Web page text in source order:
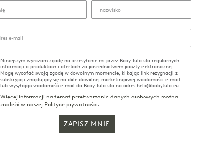
Niniejszym wyrażam zgodę na przesyłanie mi przez Baby Tula ula regularnych
informacji o produktach i ofertach za pośrednictwem poczty elektronicznej.
Mogę wycofać swoją zgodę w dowolnym momencie, klikając link rezygnacji z
subskrypcji znajdujący się na dole dowolnej marketingowej wiadomości e-mail
lub wysyłając wiadomość e-mail do Baby Tula ula na adres help@babytula.eu.
Więcej informacji na temat przetwarzania danych osobowych można
znaleźć w naszej Polityce prywatności.
ZAPISZ MNIE